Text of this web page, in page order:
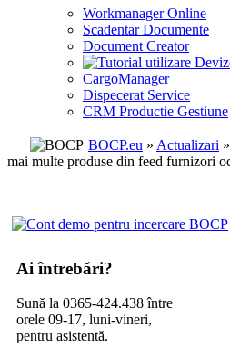
Workmanager Online
Scadentar Documente
Document Creator
CargoManager
Dispecerat Service
CRM Productie Gestiune
BOCP.eu » Actualizari
mai multe produse din feed furnizori
Ai întrebări?
Sună la 0365-424.438 între
orele 09-17, luni-vineri,
pentru asistentă.